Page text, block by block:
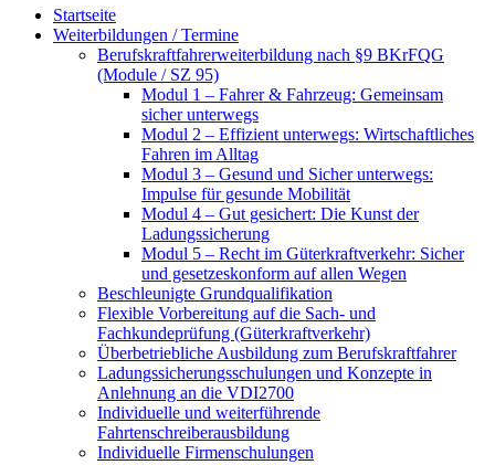
Startseite
Weiterbildungen / Termine
Berufskraftfahrer­weiterbildung nach §9 BKrFQG
(Module / SZ 95)
Modul 1 – Fahrer & Fahrzeug: Gemeinsam
sicher unterwegs
Modul 2 – Effizient unterwegs: Wirtschaftliches
Fahren im Alltag
Modul 3 – Gesund und Sicher unterwegs:
Impulse für gesunde Mobilität
Modul 4 – Gut gesichert: Die Kunst der
Ladungssicherung
Modul 5 – Recht im Güterkraftverkehr: Sicher
und gesetzeskonform auf allen Wegen
Beschleunigte Grundqualifikation
Flexible Vorbereitung auf die Sach- und
Fachkundeprüfung (Güterkraftverkehr)
Überbetriebliche Ausbildung zum Berufskraftfahrer
Ladungssicherungsschulungen und Konzepte in
Anlehnung an die VDI2700
Individuelle und weiterführende
Fahrtenschreiberausbildung
Individuelle Firmenschulungen